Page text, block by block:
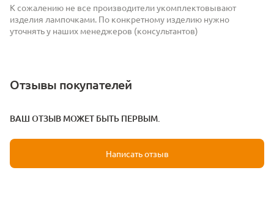
К сожалению не все производители укомплектовывают
изделия лампочками. По конкретному изделию нужно
уточнять у наших менеджеров (консультантов)
Отзывы покупателей
ВАШ ОТЗЫВ МОЖЕТ БЫТЬ ПЕРВЫМ.
Написать отзыв